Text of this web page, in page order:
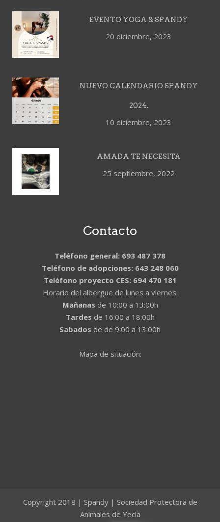
EVENTO YOGA & SPANDY
20 diciembre, 2023
NUEVO CALENDARIO SPANDY
2024.
10 diciembre, 2023
AMADA TE NECESITA
25 septiembre, 2022
Contacto
Teléfono general: 693 487 378
Teléfono de adopciones: 643 248 060
Teléfono proyecto CES: 694 470 181
Horario del albergue de lunes a viernes:
Mañanas de 10:00 a 13:00h
Tardes de 16:00 a 18:00h
Sabados de de 9:00 a 13:00h
Mapa de situación:
Copyright 2018 | Spandy | Sociedad Protectora de
Animales de Yecla